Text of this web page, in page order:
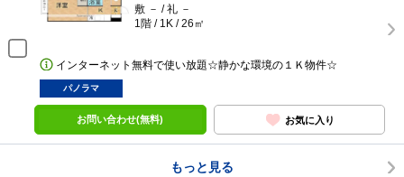
敷 － / 礼 －
1階 / 1K / 26㎡
インターネット無料で使い放題☆静かな環境の１Ｋ物件☆
パノラマ
お問い合わせ(無料) お気に入り
もっと見る